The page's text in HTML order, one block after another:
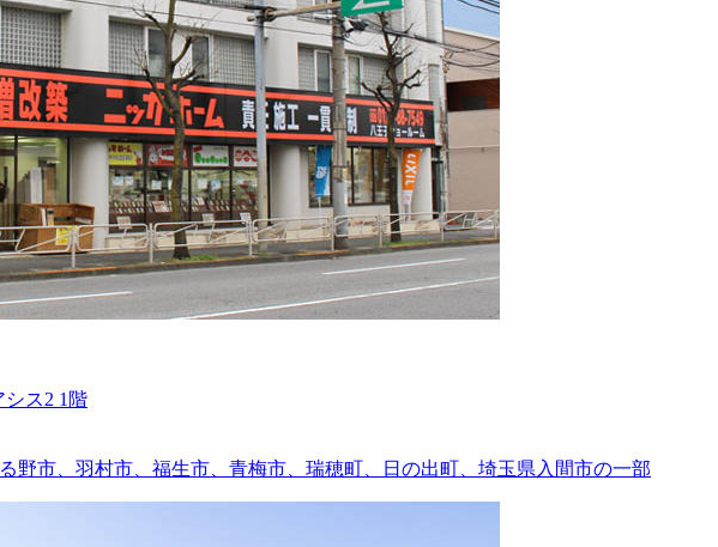
ス2 1階
野市、羽村市、福生市、青梅市、瑞穂町、日の出町、埼玉県入間市の一部